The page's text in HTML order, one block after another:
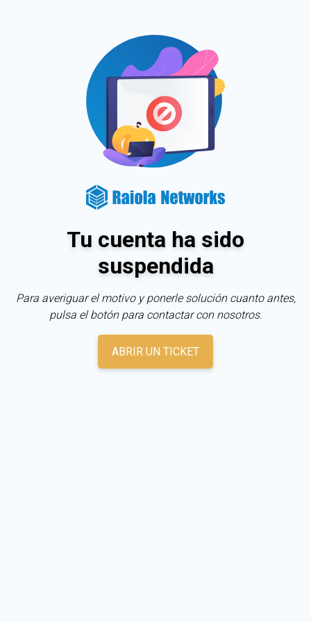
Tu cuenta ha sido
suspendida
Para averiguar el motivo y ponerle solución cuanto antes,
pulsa el botón para contactar con nosotros.
ABRIR UN TICKET